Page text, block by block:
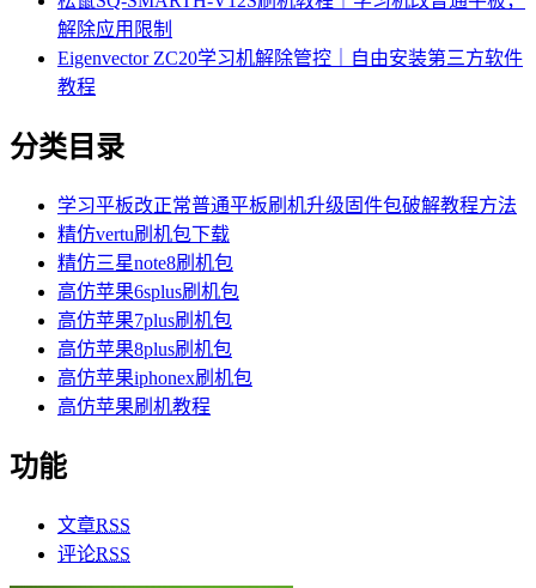
解除应用限制
Eigenvector ZC20学习机解除管控｜自由安装第三方软件
教程
分类目录
学习平板改正常普通平板刷机升级固件包破解教程方法
精仿vertu刷机包下载
精仿三星note8刷机包
高仿苹果6splus刷机包
高仿苹果7plus刷机包
高仿苹果8plus刷机包
高仿苹果iphonex刷机包
高仿苹果刷机教程
功能
文章RSS
评论RSS